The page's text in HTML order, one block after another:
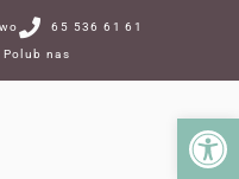
65 536 61 61
Polub nas